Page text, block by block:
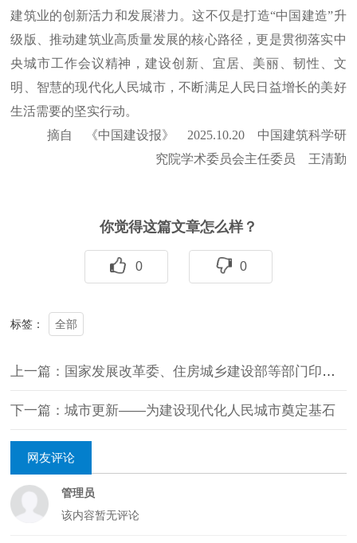
建筑业的创新活力和发展潜力。这不仅是打造“中国建造”升
级版、推动建筑业高质量发展的核心路径，更是贯彻落实中
央城市工作会议精神，建设创新、宜居、美丽、韧性、文
明、智慧的现代化人民城市，不断满足人民日益增长的美好
生活需要的坚实行动。
摘自 《中国建设报》 2025.10.20 中国建筑科学研
究院学术委员会主任委员 王清勤
你觉得这篇文章怎么样？
0 0
标签： 全部
上一篇：国家发展改革委、住房城乡建设部等部门印发 《深化智慧城市发展推进全域数字化转型行动计划》
下一篇：城市更新——为建设现代化人民城市奠定基石
网友评论
管理员
该内容暂无评论